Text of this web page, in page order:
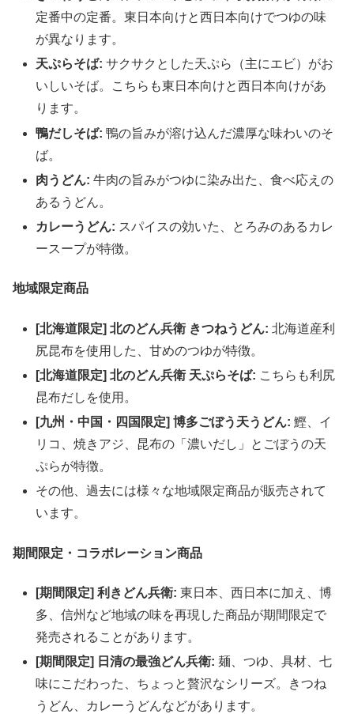
定番中の定番。東日本向けと西日本向けでつゆの味
が異なります。
天ぷらそば: サクサクとした天ぷら（主にエビ）がお
いしいそば。こちらも東日本向けと西日本向けがあ
ります。
鴨だしそば: 鴨の旨みが溶け込んだ濃厚な味わいのそ
ば。
肉うどん: 牛肉の旨みがつゆに染み出た、食べ応えの
あるうどん。
カレーうどん: スパイスの効いた、とろみのあるカレ
ースープが特徴。
地域限定商品
[北海道限定] 北のどん兵衛 きつねうどん: 北海道産利
尻昆布を使用した、甘めのつゆが特徴。
[北海道限定] 北のどん兵衛 天ぷらそば: こちらも利尻
昆布だしを使用。
[九州・中国・四国限定] 博多ごぼう天うどん: 鰹、イ
リコ、焼きアジ、昆布の「濃いだし」とごぼうの天
ぷらが特徴。
その他、過去には様々な地域限定商品が販売されて
います。
期間限定・コラボレーション商品
[期間限定] 利きどん兵衛: 東日本、西日本に加え、博
多、信州など地域の味を再現した商品が期間限定で
発売されることがあります。
[期間限定] 日清の最強どん兵衛: 麺、つゆ、具材、七
味にこだわった、ちょっと贅沢なシリーズ。きつね
うどん、カレーうどんなどがあります。